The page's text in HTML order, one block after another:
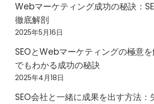
Webマーケティング成功の秘訣：
徹底解剖
2025年5月16日
SEOとWebマーケティングの極意
でもわかる成功の秘訣
2025年4月18日
SEO会社と一緒に成果を出す方法：